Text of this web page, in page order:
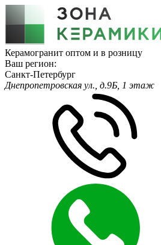
Керамогранит оптом и в розницу
Ваш регион:
Санкт-Петербург
Днепропетровская ул., д.9Б, 1 этаж